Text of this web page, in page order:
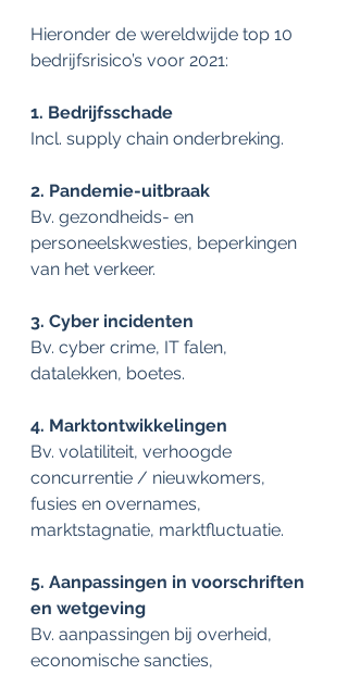
Hieronder de wereldwijde top 10
bedrijfsrisico’s voor 2021:
1. Bedrijfsschade
Incl. supply chain onderbreking.
2. Pandemie-uitbraak
Bv. gezondheids- en
personeelskwesties, beperkingen
van het verkeer.
3. Cyber incidenten
Bv. cyber crime, IT falen,
datalekken, boetes.
4. Marktontwikkelingen
Bv. volatiliteit, verhoogde
concurrentie / nieuwkomers,
fusies en overnames,
marktstagnatie, marktfluctuatie.
5. Aanpassingen in voorschriften
en wetgeving
Bv. aanpassingen bij overheid,
economische sancties,